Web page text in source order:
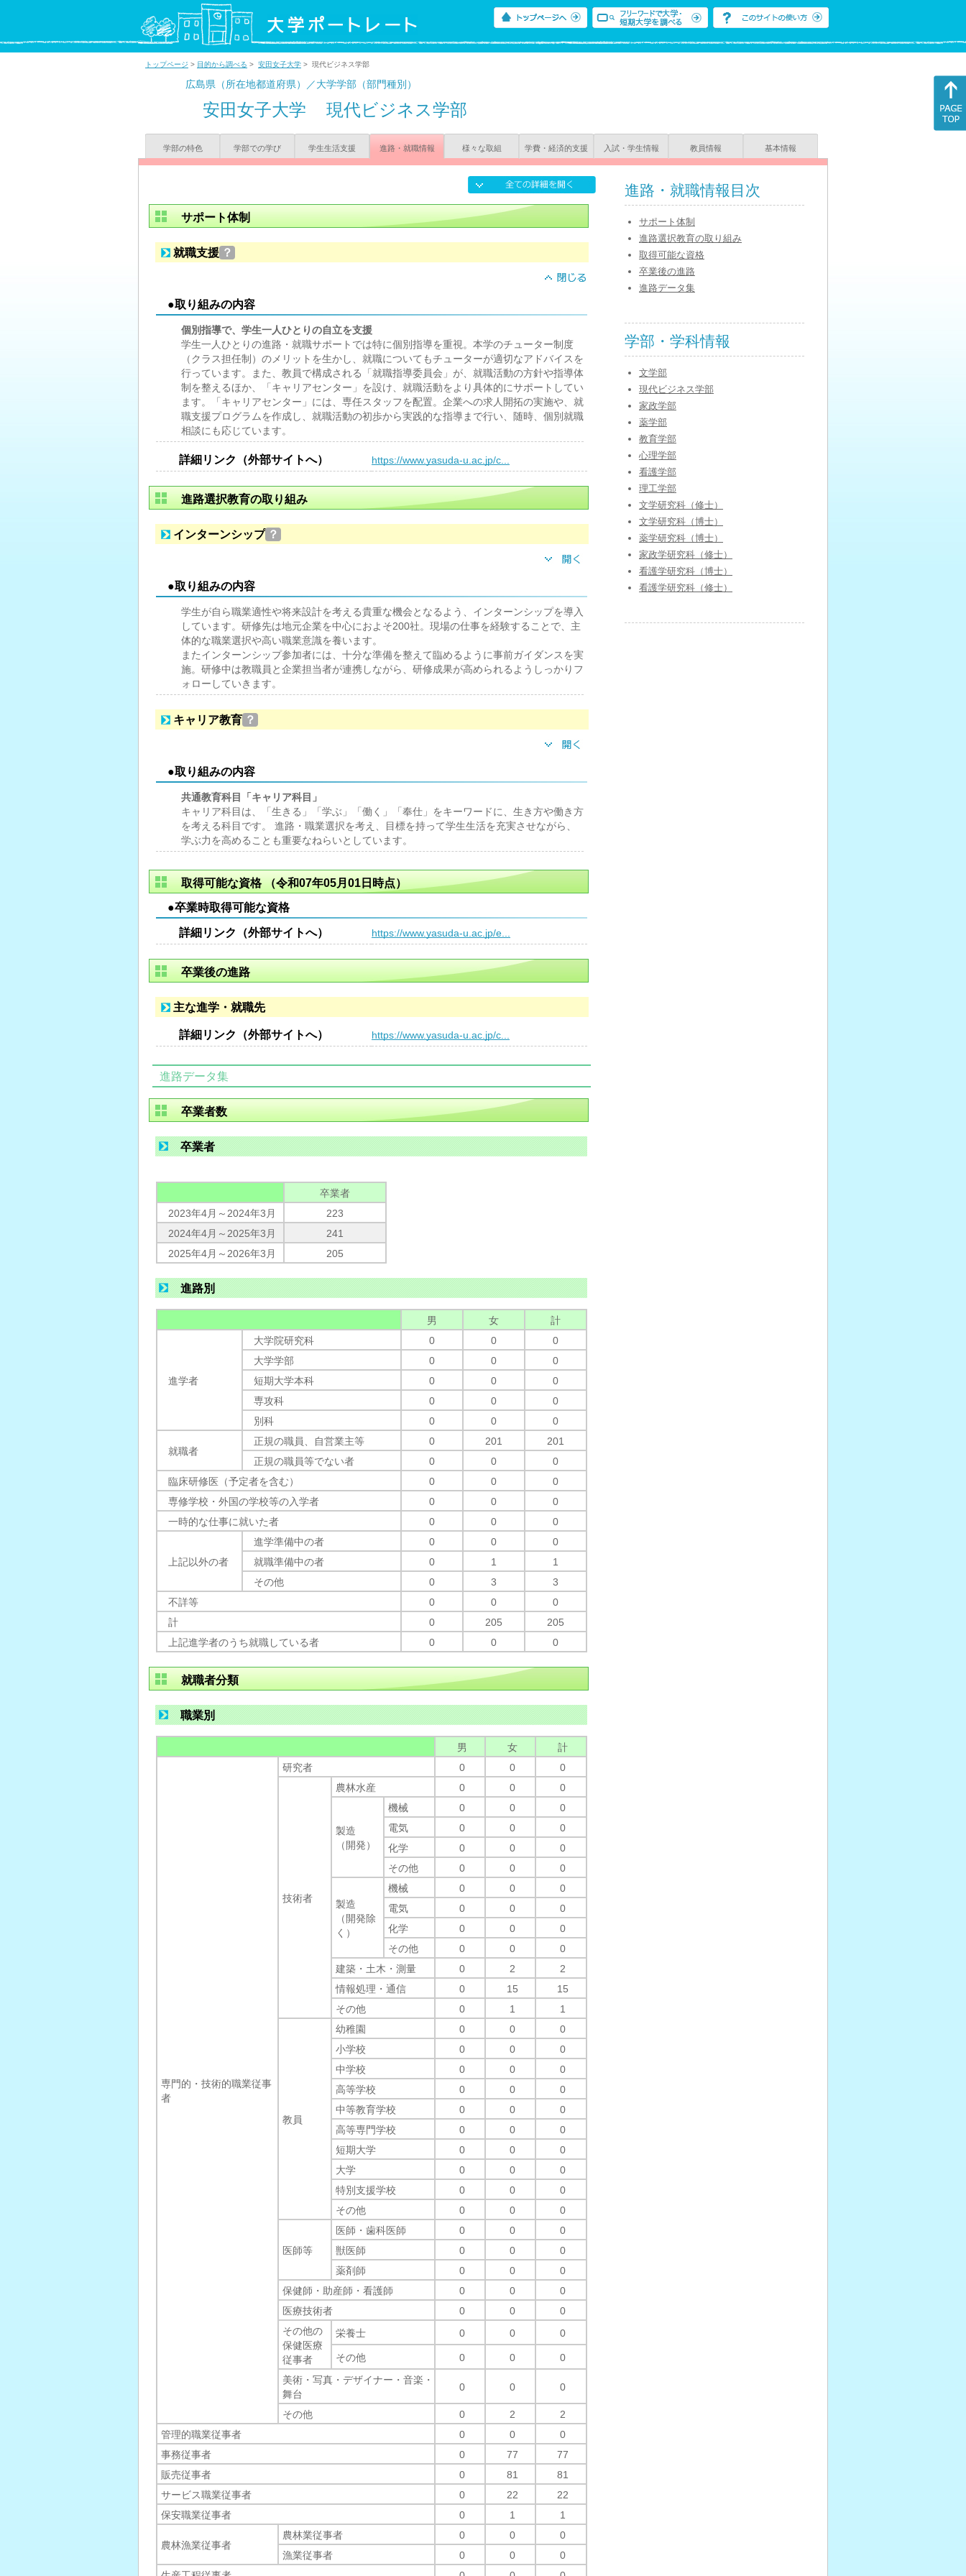
トップページ > 目的から調べる > 安田女子大学 > 現代ビジネス学部
広島県（所在地都道府県）／大学学部（部門種別）
安田女子大学 現代ビジネス学部
学部の特色 学部での学び 学生生活支援 進路・就職情報 様々な取組 学費・経済的支援 入試・学生情報 教員情報 基本情報
サポート体制
就職支援 ？
●取り組みの内容
個別指導で、学生一人ひとりの自立を支援
学生一人ひとりの進路・就職サポートでは特に個別指導を重視。本学のチューター制度
（クラス担任制）のメリットを生かし、就職についてもチューターが適切なアドバイスを
行っています。また、教員で構成される「就職指導委員会」が、就職活動の方針や指導体
制を整えるほか、「キャリアセンター」を設け、就職活動をより具体的にサポートしてい
ます。「キャリアセンター」には、専任スタッフを配置。企業への求人開拓の実施や、就
職支援プログラムを作成し、就職活動の初歩から実践的な指導まで行い、随時、個別就職
相談にも応じています。
詳細リンク（外部サイトへ） https://www.yasuda-u.ac.jp/c...
進路選択教育の取り組み
インターンシップ ？
●取り組みの内容
学生が自ら職業適性や将来設計を考える貴重な機会となるよう、インターンシップを導入
しています。研修先は地元企業を中心におよそ200社。現場の仕事を経験することで、主
体的な職業選択や高い職業意識を養います。
またインターンシップ参加者には、十分な準備を整えて臨めるように事前ガイダンスを実
施。研修中は教職員と企業担当者が連携しながら、研修成果が高められるようしっかりフ
ォローしていきます。
キャリア教育 ？
●取り組みの内容
共通教育科目「キャリア科目」
キャリア科目は、「生きる」「学ぶ」「働く」「奉仕」をキーワードに、生き方や働き方
を考える科目です。 進路・職業選択を考え、目標を持って学生生活を充実させながら、
学ぶ力を高めることも重要なねらいとしています。
取得可能な資格
（令和07年05月01日時点）
●卒業時取得可能な資格
詳細リンク（外部サイトへ） https://www.yasuda-u.ac.jp/e...
卒業後の進路
主な進学・就職先
詳細リンク（外部サイトへ） https://www.yasuda-u.ac.jp/c...
進路データ集
卒業者数
卒業者
卒業者
2023年4月～2024年3月
223
2024年4月～2025年3月
241
2025年4月～2026年3月
205
進路別
男 女 計
進学者
大学院研究科 0 0
0
大学学部
0 0
0
短期大学本科
0 0
0
専攻科
0 0
0
別科
0 0 0
就職者
正規の職員、自営業主等 0 201
201
正規の職員等でない者
0 0
0
臨床研修医（予定者を含む）
0 0
0
専修学校・外国の学校等の入学者
0 0
0
一時的な仕事に就いた者
0 0 0
上記以外の者
進学準備中の者 0 0
0
就職準備中の者
0 1
1
その他
0 3
3
不詳等
0 0
0
計
0 205
205
上記進学者のうち就職している者
0 0 0
就職者分類
職業別
男 女 計
専門的・技術的職業従事
者
研究者 0 0 0
技術者
農林水産 0 0 0
製造
（開発）
機械 0 0
0
電気
0 0
0
化学
0 0
0
その他
0 0 0
製造
（開発除
く）
機械 0 0
0
電気
0 0
0
化学
0 0
0
その他
0 0
0
建築・土木・測量
0 2
2
情報処理・通信
0 15
15
その他
0 1 1
教員
幼稚園 0 0
0
小学校
0 0
0
中学校
0 0
0
高等学校
0 0
0
中等教育学校
0 0
0
高等専門学校
0 0
0
短期大学
0 0
0
大学
0 0
0
特別支援学校
0 0
0
その他
0 0 0
医師等
医師・歯科医師 0 0
0
獣医師
0 0
0
薬剤師
0 0
0
保健師・助産師・看護師
0 0
0
医療技術者
0 0
0
その他の
保健医療
従事者
栄養士 0 0 0
その他 0 0
0
美術・写真・デザイナー・音楽・
舞台
0 0 0
その他 0 2
2
管理的職業従事者
0 0
0
事務従事者
0 77
77
販売従事者
0 81
81
サービス職業従事者
0 22
22
保安職業従事者
0 1 1
農林漁業従事者
農林業従事者 0 0
0
漁業従事者
0 0
0
進路・就職情報目次
サポート体制
進路選択教育の取り組み
取得可能な資格
卒業後の進路
進路データ集
学部・学科情報
文学部
現代ビジネス学部
家政学部
薬学部
教育学部
心理学部
看護学部
理工学部
文学研究科（修士）
文学研究科（博士）
薬学研究科（博士）
家政学研究科（修士）
看護学研究科（博士）
看護学研究科（修士）